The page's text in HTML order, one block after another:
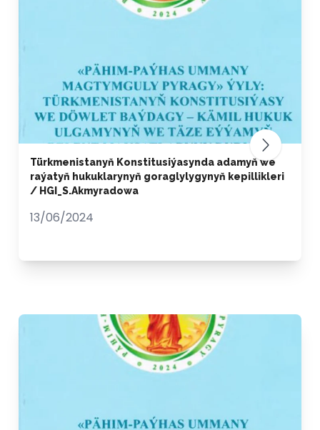
Türkmenistanyň Konstitusiýasynda adamyň we
raýatyň hukuklarynyň goraglylygynyň kepillikleri
/ HGI_S.Akmyradowa
13/06/2024